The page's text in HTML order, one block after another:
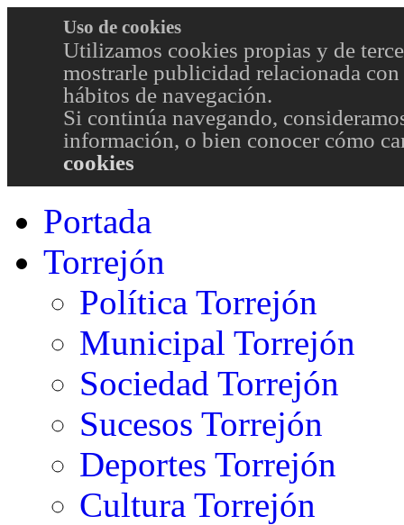
Uso de cookies
Utilizamos cookies propias y de
mostrarle publicidad relacionada
hábitos de navegación.
Si continúa navegando,
información, o bien conocer cómo
cookies
Portada
Torrejón
Política Torrejón
Municipal Torrejón
Sociedad Torrejón
Sucesos Torrejón
Deportes Torrejón
Cultura Torrejón